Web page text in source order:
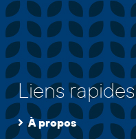
Liens rapides
À propos